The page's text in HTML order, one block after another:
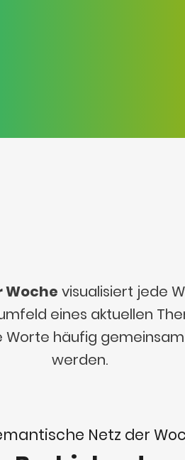
Woche visualisiert jede
eines aktuellen
Worte häufig
werden.
Netz der